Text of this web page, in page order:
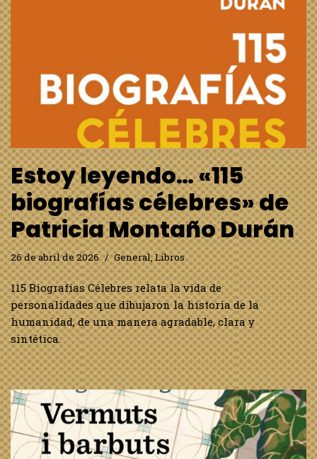
Estoy leyendo… «115
biografías célebres» de
Patricia Montaño Durán
26 de abril de 2026 General,Libros
115 Biografías Célebres relata la vida de
personalidades que dibujaron la historia de la
humanidad, de una manera agradable, clara y
sintética.